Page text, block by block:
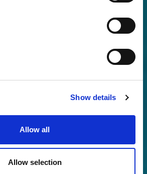
Show details
Allow all
Allow selection